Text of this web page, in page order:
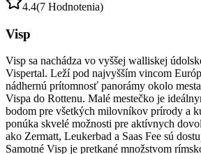
4.4(7 Hodnotenia)
Visp
Visp sa nachádza vo vyššej walliskej
Vispertal. Leží pod najvyšším vincom
nádhernú prítomnosť panorámy okolo
Vispa do Rottenu. Malé mestečko je
bodom pre všetkých milovníkov prírody a
ponúka skvelé možnosti pre aktívnych
ako Zermatt, Leukerbad a Saas Fee sú
Samotné Visp je pretkané množstvom